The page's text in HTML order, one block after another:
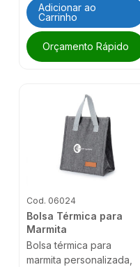
Adicionar ao
Carrinho
Orçamento Rápido
Cod. 06024
Bolsa Térmica para
Marmita
Bolsa térmica para
marmita personalizada,